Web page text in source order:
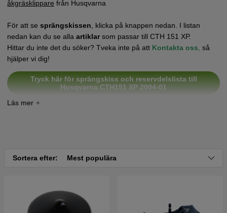
åkgräsklippare från Husqvarna
För att se sprängskissen , klicka på knappen nedan. I listan
nedan kan du se alla artiklarsom passar till CTH 151 XP.
Hittar du inte det du söker? Tveka inte på att Kontakta oss så
hjälper vi dig!
Tryck här för sprängskiss och reservdelslista till
Husqvarna CTH151 XP 2004-01
Tryck här för sprängskiss och reservdelslista till
Husqvarna CTH151 XP 2005-04
Sortera efter: Mest populära